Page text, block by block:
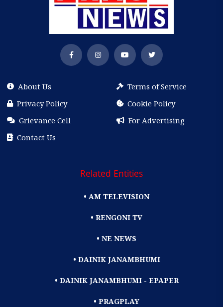
About Us
Terms of Service
Privacy Policy
Cookie Policy
Grievance Cell
For Advertising
Contact Us
Related Entities
• AM TELEVISION
• RENGONI TV
• NE NEWS
• DAINIK JANAMBHUMI
• DAINIK JANAMBHUMI - EPAPER
• PRAGPLAY